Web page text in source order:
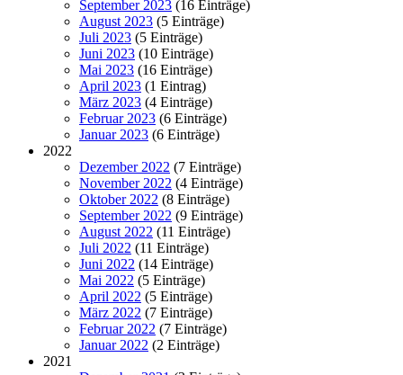
September 2023 (16 Einträge)
August 2023 (5 Einträge)
Juli 2023 (5 Einträge)
Juni 2023 (10 Einträge)
Mai 2023 (16 Einträge)
April 2023 (1 Eintrag)
März 2023 (4 Einträge)
Februar 2023 (6 Einträge)
Januar 2023 (6 Einträge)
2022
Dezember 2022 (7 Einträge)
November 2022 (4 Einträge)
Oktober 2022 (8 Einträge)
September 2022 (9 Einträge)
August 2022 (11 Einträge)
Juli 2022 (11 Einträge)
Juni 2022 (14 Einträge)
Mai 2022 (5 Einträge)
April 2022 (5 Einträge)
März 2022 (7 Einträge)
Februar 2022 (7 Einträge)
Januar 2022 (2 Einträge)
2021